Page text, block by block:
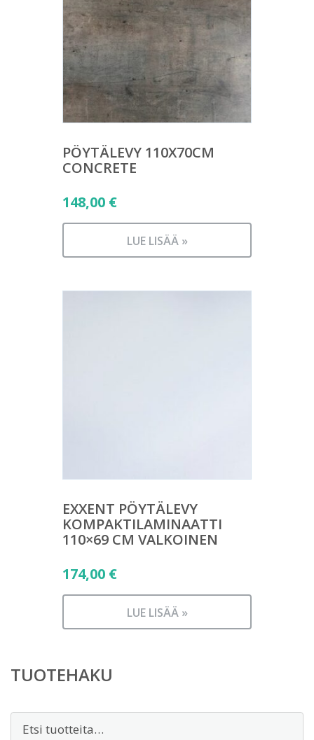
PÖYTÄLEVY 110X70CM
CONCRETE
148,00 €
LUE LISÄÄ »
EXXENT PÖYTÄLEVY
KOMPAKTILAMINAATTI
110×69 CM VALKOINEN
174,00 €
LUE LISÄÄ »
TUOTEHAKU
Etsi: